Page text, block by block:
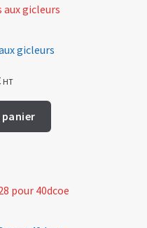
gicleurs
HT